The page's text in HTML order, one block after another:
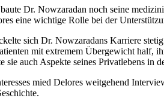
Dr. Nowzaradan noch seine
eine wichtige Rolle bei der
sich Dr. Nowzaradans Karriere
mit extremem Übergewicht half,
sie auch Aspekte seines Privatlebens in
mied Delores weitgehend